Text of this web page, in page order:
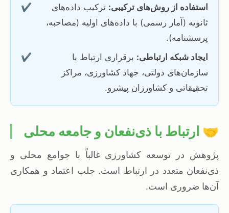
✔️ استفاده از روش‌های ترکیبی: ترکیب داده‌های
ثانویه (آمار رسمی) با داده‌های اولیه (مصاحبه،
پرسشنامه).
✔️
ایجاد شبکه ارتباطی: برقراری ارتباط با
سازمان‌های دولتی، جهاد کشاورزی، مراکز
تحقیقاتی و کشاورزان پیشرو.
🤝 ارتباط با ذی‌نفعان و جامعه محلی
پژوهش در توسعه کشاورزی غالباً با جوامع محلی و
ذی‌نفعان متعدد در ارتباط است. جلب اعتماد و همکاری
آن‌ها ضروری است.